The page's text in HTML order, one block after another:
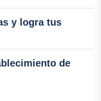
y logra tus
de